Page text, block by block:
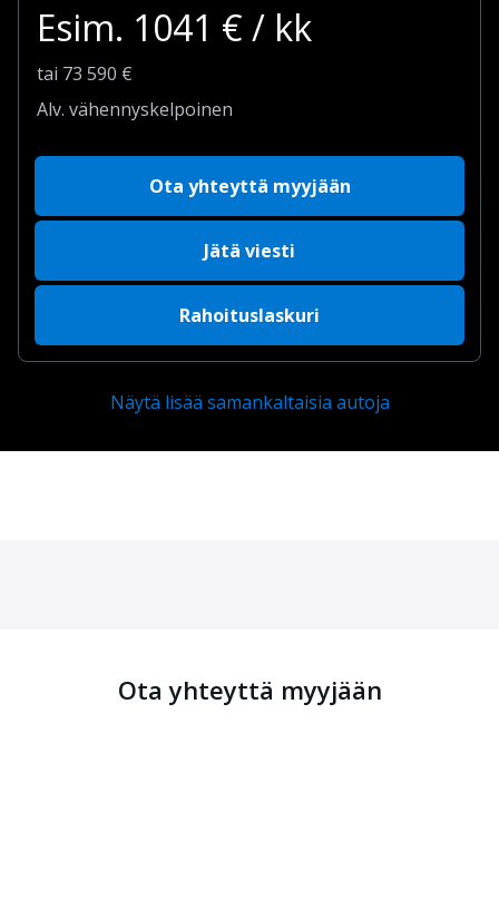
Esim. 1041 € / kk
tai 73 590 €
Alv. vähennyskelpoinen
Ota yhteyttä myyjään
Jätä viesti
Rahoituslaskuri
Näytä lisää samankaltaisia autoja
Ota yhteyttä myyjään